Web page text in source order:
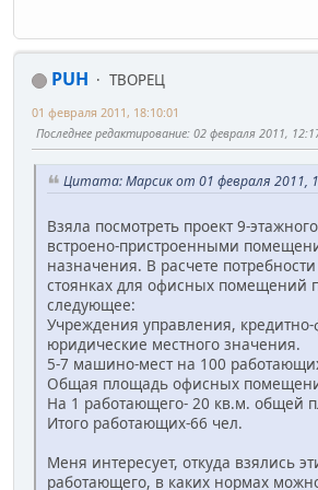
PUH
ТВОРЕЦ
01 февраля 2011, 18:10:01
Последнее редактирование: 02 февраля 2011,
Цитата: Марсик от 01 февраля 2011,
Взяла посмотреть проект 9-
встроено-пристроенными
назначения. В расчете
стоянках для офисных помещений
следующее:
Учреждения управления,
юридические местного значения.
5-7 машино-мест на 100
Общая площадь офисных
На 1 работающего- 20 кв.м. общей
Итого работающих-66 чел.
Меня интересует, откуда взялись
работающего, в каких нормах